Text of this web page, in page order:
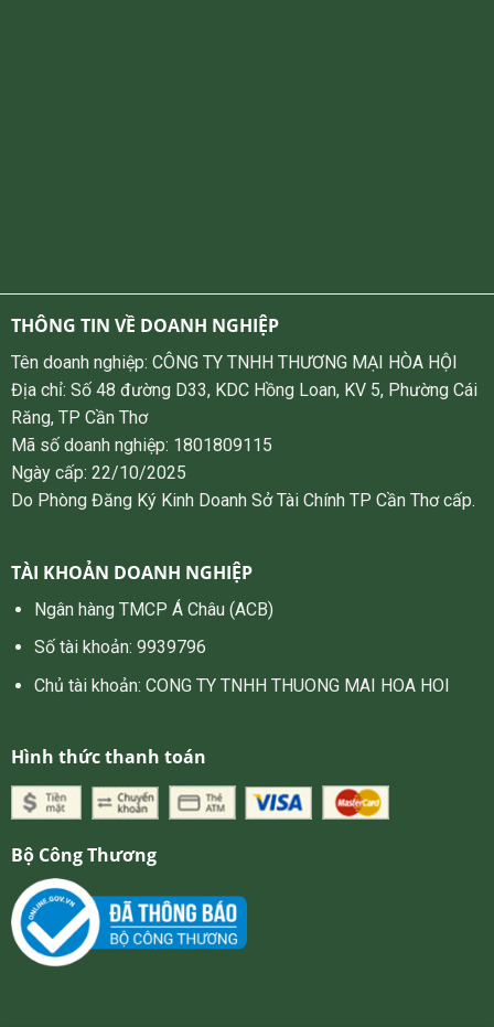
THÔNG TIN VỀ DOANH NGHIỆP
Tên doanh nghiệp: CÔNG TY TNHH THƯƠNG MẠI HÒA HỘI
Địa chỉ: Số 48 đường D33, KDC Hồng Loan, KV 5, Phường Cái
Răng, TP Cần Thơ
Mã số doanh nghiệp: 1801809115
Ngày cấp: 22/10/2025
Do Phòng Đăng Ký Kinh Doanh Sở Tài Chính TP Cần Thơ cấp.
TÀI KHOẢN DOANH NGHIỆP
Ngân hàng TMCP Á Châu (ACB)
Số tài khoản: 9939796
Chủ tài khoản: CONG TY TNHH THUONG MAI HOA HOI
Hình thức thanh toán
Bộ Công Thương